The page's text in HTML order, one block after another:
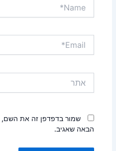
שמור בדפדפן זה את השם,
הבאה שאגיב.